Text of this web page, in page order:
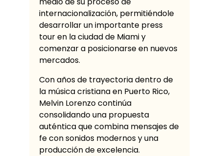
internacionalización, permitiéndole
desarrollar un importante press
tour en la ciudad de Miami y
comenzar a posicionarse en nuevos
mercados.
Con años de trayectoria dentro de
la música cristiana en Puerto Rico,
Melvin Lorenzo continúa
consolidando una propuesta
auténtica que combina mensajes de
fe con sonidos modernos y una
producción de excelencia.